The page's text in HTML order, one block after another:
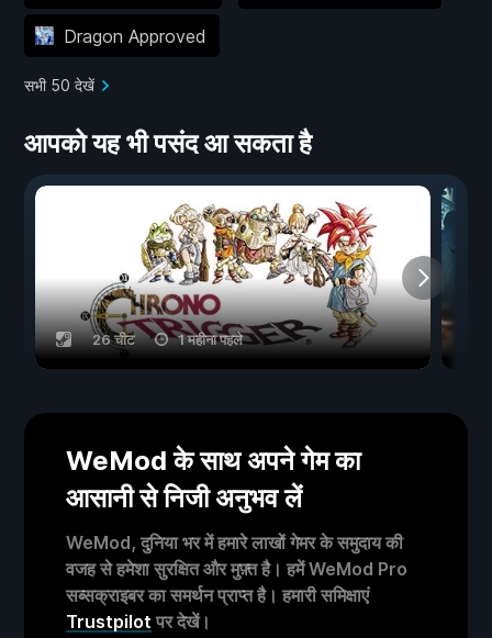
Dragon Approved
सभी 50 देखें
आपको यह भी पसंद आ सकता है
26 चीट 1 महीना पहले
WeMod के साथ अपने गेम का
आसानी से निजी अनुभव लें
WeMod, दुनिया भर में हमारे लाखों गेमर के समुदाय की
वजह से हमेशा सुरक्षित और मुफ़्त है। हमें WeMod Pro
सब्सक्राइबर का समर्थन प्राप्त है। हमारी समिक्षाएं
Trustpilot पर देखें।